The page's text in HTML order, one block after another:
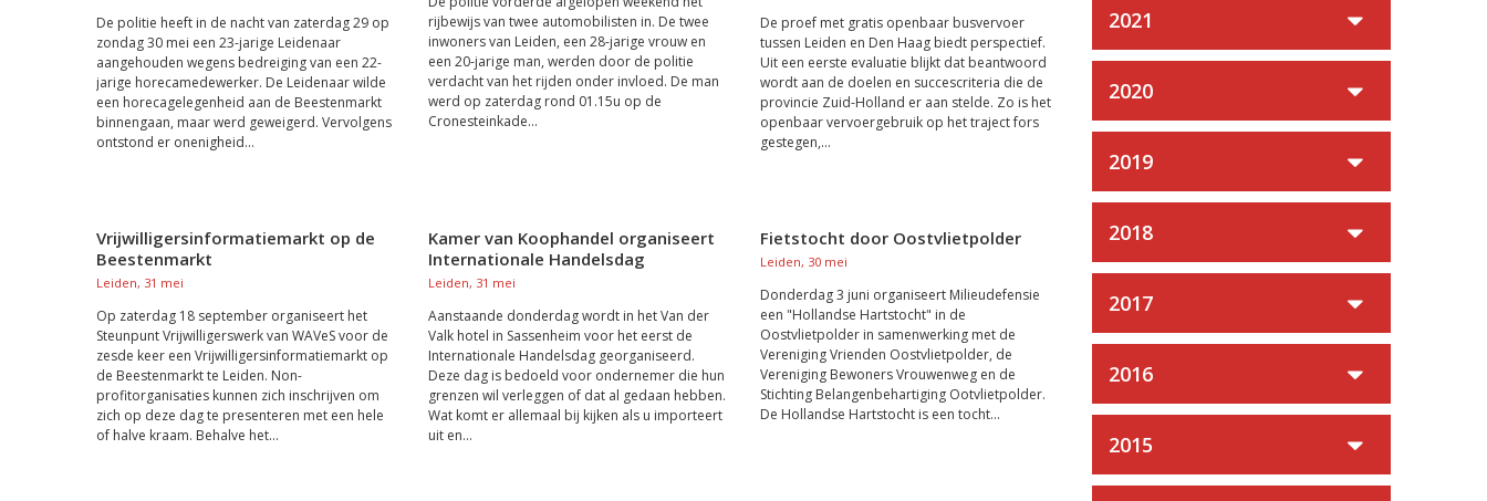
De politie heeft in de nacht van zaterdag 29 op
zondag 30 mei een 23-jarige Leidenaar
aangehouden wegens bedreiging van een 22-
jarige horecamedewerker. De Leidenaar wilde
een horecagelegenheid aan de Beestenmarkt
binnengaan, maar werd geweigerd. Vervolgens
ontstond er onenigheid...
rijbewijs van twee automobilisten in. De twee
inwoners van Leiden, een 28-jarige vrouw en
een 20-jarige man, werden door de politie
verdacht van het rijden onder invloed. De man
werd op zaterdag rond 01.15u op de
Cronesteinkade...
De proef met gratis openbaar busvervoer
tussen Leiden en Den Haag biedt perspectief.
Uit een eerste evaluatie blijkt dat beantwoord
wordt aan de doelen en succescriteria die de
provincie Zuid-Holland er aan stelde. Zo is het
openbaar vervoergebruik op het traject fors
gestegen,...
Vrijwilligersinformatiemarkt op de
Beestenmarkt
Leiden, 31 mei
Op zaterdag 18 september organiseert het
Steunpunt Vrijwilligerswerk van WAVeS voor de
zesde keer een Vrijwilligersinformatiemarkt op
de Beestenmarkt te Leiden. Non-
profitorganisaties kunnen zich inschrijven om
zich op deze dag te presenteren met een hele
of halve kraam. Behalve het...
Kamer van Koophandel organiseert
Internationale Handelsdag
Leiden, 31 mei
Aanstaande donderdag wordt in het Van der
Valk hotel in Sassenheim voor het eerst de
Internationale Handelsdag georganiseerd.
Deze dag is bedoeld voor ondernemer die hun
grenzen wil verleggen of dat al gedaan hebben.
Wat komt er allemaal bij kijken als u importeert
uit en...
Fietstocht door Oostvlietpolder
Leiden, 30 mei
Donderdag 3 juni organiseert Milieudefensie
een "Hollandse Hartstocht" in de
Oostvlietpolder in samenwerking met de
Vereniging Vrienden Oostvlietpolder, de
Vereniging Bewoners Vrouwenweg en de
Stichting Belangenbehartiging Ootvlietpolder.
De Hollandse Hartstocht is een tocht...
2021
2020
2019
2018
2017
2016
2015